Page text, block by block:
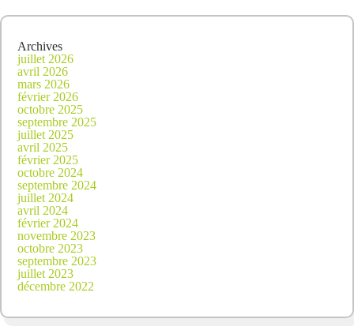
Archives
juillet 2026
avril 2026
mars 2026
février 2026
octobre 2025
septembre 2025
juillet 2025
avril 2025
février 2025
octobre 2024
septembre 2024
juillet 2024
avril 2024
février 2024
novembre 2023
octobre 2023
septembre 2023
juillet 2023
décembre 2022